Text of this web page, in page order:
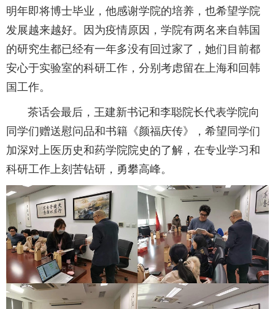
明年即将博士毕业，他感谢学院的培养，也希望学院
发展越来越好。因为疫情原因，学院有两名来自韩国
的研究生都已经有一年多没有回过家了，她们目前都
安心于实验室的科研工作，分别考虑留在上海和回韩
国工作。
茶话会最后，王建新书记和李聪院长代表学院向
同学们赠送慰问品和书籍《颜福庆传》，希望同学们
加深对上医历史和药学院院史的了解，在专业学习和
科研工作上刻苦钻研，勇攀高峰。